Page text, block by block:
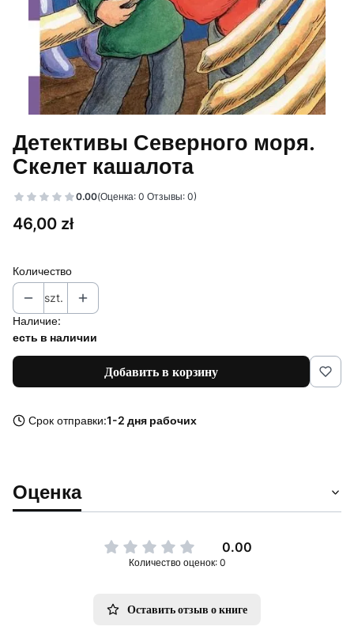
Детективы Северного моря.
Скелет кашалота
0.00(Оценка: 0 Отзывы: 0)
Цена
46,00 zł
Количество
szt.
Наличие:
есть в наличии
Добавить в корзину
Срок отправки:1-2 дня рабочих
Оценка
0.00
Количество оценок: 0
Оставить отзыв о книге